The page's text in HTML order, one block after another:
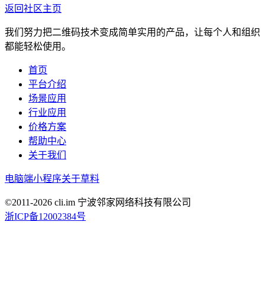
返回社区主页
我们努力把二维码技术变成简单实用的产品，让每个人和组织
都能轻松使用。
首页
平台介绍
场景应用
行业应用
价格方案
帮助中心
关于我们
电脑端小程序关于草料
©2011-2026 cli.im 宁波邻家网络科技有限公司
浙ICP备12002384号